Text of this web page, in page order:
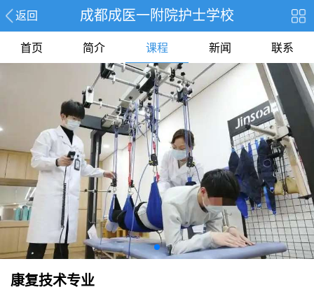
返回 成都成医一附院护士学校
首页 简介 课程 新闻 联系
康复技术专业